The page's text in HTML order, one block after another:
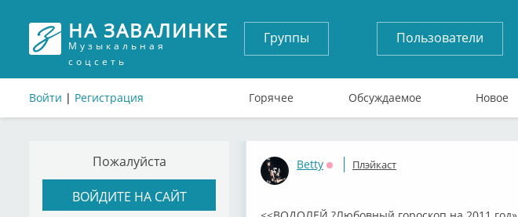
НА ЗАВАЛИНКЕ
Музыкальная
соцсеть
Войти | Регистрация
Группы Пользователи
Горячее Обсуждаемое Новое
Пожалуйста
ВОЙДИТЕ НА САЙТ
Betty
Оффлайн
Плэйкаст